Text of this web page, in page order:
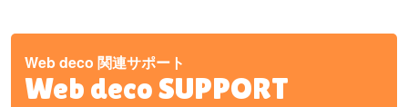
Web deco 関連サポート
Web deco SUPPORT